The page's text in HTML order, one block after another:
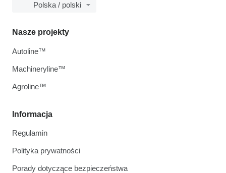
Polska / polski
Informacja
Regulamin
Polityka prywatności
Porady dotyczące bezpieczeństwa
Nasze projekty
Autoline™
Machineryline™
Agroline™